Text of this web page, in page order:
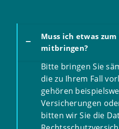
Muss ich etwas
mitbringen?
Bitte bringen Sie
die zu Ihrem Fall
gehören
Versicherungen
bitten wir Sie die